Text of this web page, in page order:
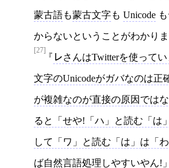
蒙古語も蒙古文字も Unicode
からないということがわかりま
[27]
㆑さんはTwitterを使って
文字のUnicodeがガバなのは正
が複雑なのが直接の原因では
ると「せや!「ハ」と読む「は
して「ワ」と読む「は」は「
ば自然言語処理しやすいやん!